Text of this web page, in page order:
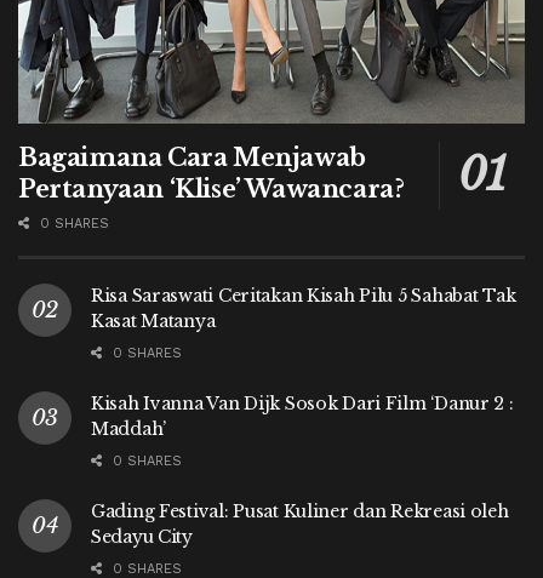
Bagaimana Cara Menjawab
Pertanyaan ‘Klise’ Wawancara?
0 SHARES
Risa Saraswati Ceritakan Kisah Pilu 5 Sahabat Tak
Kasat Matanya
0 SHARES
Kisah Ivanna Van Dijk Sosok Dari Film ‘Danur 2 :
Maddah’
0 SHARES
Gading Festival: Pusat Kuliner dan Rekreasi oleh
Sedayu City
0 SHARES